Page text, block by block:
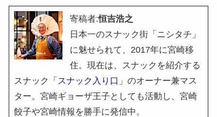
寄稿者:恒吉浩之
日本一のスナック街「ニシタチ」
に魅せられて、2017年に宮崎移
住。現在は、スナックを紹介する
スナック「 スナック入り口 」のオーナー兼マス
ター。宮崎ギョーザ王子としても活動し、宮崎
餃子や宮崎情報を勝手に発信中。